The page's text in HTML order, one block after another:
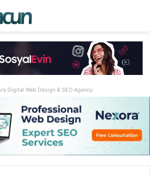
Digital Web Design & SEO Agency